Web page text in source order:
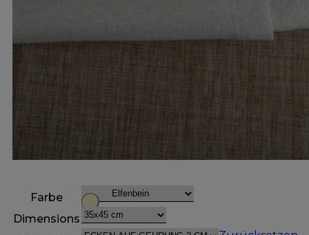
Farbe
Dimensions